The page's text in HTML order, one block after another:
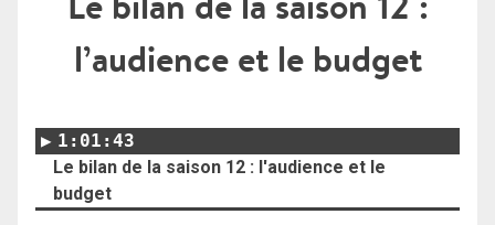
l’audience et le budget
1:01:43
Le bilan de la saison 12 : l'audience et le
budget